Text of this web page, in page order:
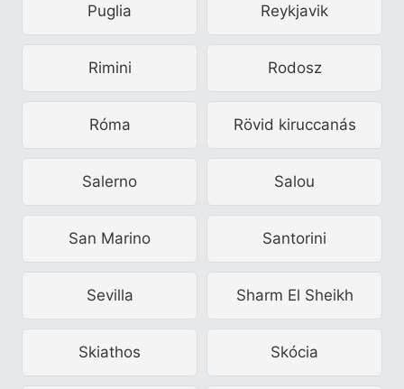
Puglia Reykjavik
Rimini Rodosz
Róma Rövid kiruccanás
Salerno Salou
San Marino Santorini
Sevilla Sharm El Sheikh
Skiathos Skócia